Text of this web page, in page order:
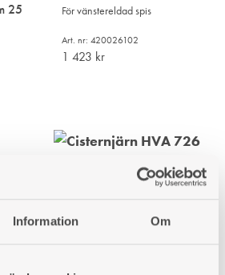
Information Om
25
För vänstereldad spis
Art. nr: 420026102
1 423 kr
Cisternjärn Ankarsrum 26